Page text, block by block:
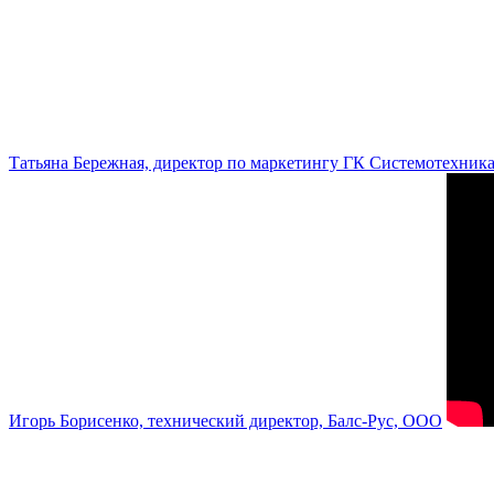
Татьяна Бережная, директор по маркетингу ГК Системотехника
Игорь Борисенко, технический директор, Балс-Рус, ООО